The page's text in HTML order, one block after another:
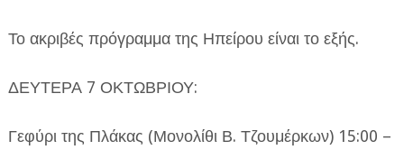
Το ακριβές πρόγραμμα της Ηπείρου είναι το εξής.
ΔΕΥΤΕΡΑ 7 ΟΚΤΩΒΡΙΟΥ:
Γεφύρι της Πλάκας (Μονολίθι Β. Τζουμέρκων) 15:00 –